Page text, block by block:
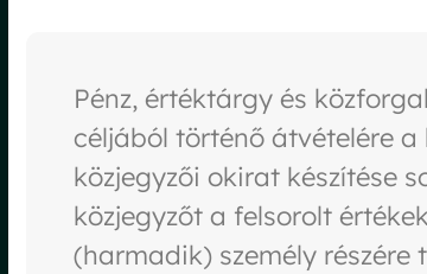
Pénz, értéktárgy és
céljából történő átvételére
közjegyzői okirat készítése
közjegyzőt a felsorolt
(harmadik) személy